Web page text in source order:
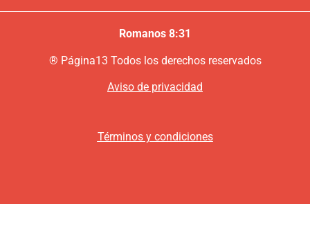
Romanos 8:31
® Página13 Todos los derechos reservados
Aviso de privacidad
Términos y condiciones